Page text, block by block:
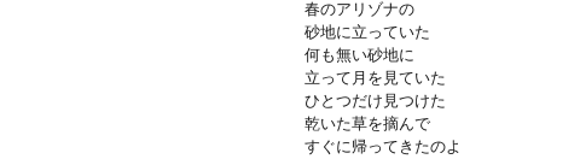
春のアリゾナの
砂地に立っていた
何も無い砂地に
立って月を見ていた
ひとつだけ見つけた
乾いた草を摘んで
すぐに帰ってきたのよ